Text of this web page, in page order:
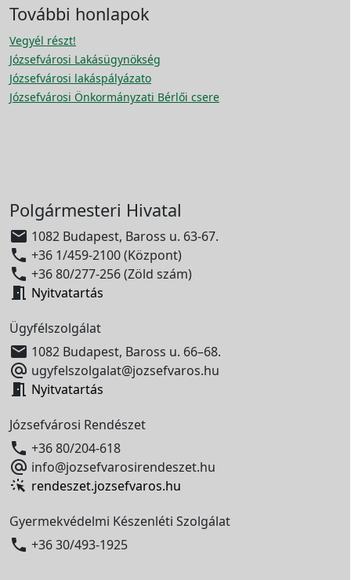
További honlapok
Vegyél részt!
Józsefvárosi Lakásügynökség
Józsefvárosi lakáspályázato
Józsefvárosi Önkormányzati Bérlői csere
Polgármesteri Hivatal
 1082 Budapest, Baross u. 63-67.
 +36 1/459-2100 (Központ)
 +36 80/277-256 (Zöld szám)
 Nyitvatartás
Ügyfélszolgálat
 1082 Budapest, Baross u. 66–68.
 ugyfelszolgalat@jozsefvaros.hu
 Nyitvatartás
Józsefvárosi Rendészet
 +36 80/204-618
 info@jozsefvarosirendeszet.hu
rendeszet.jozsefvaros.hu
Gyermekvédelmi Készenléti Szolgálat
 +36 30/493-1925